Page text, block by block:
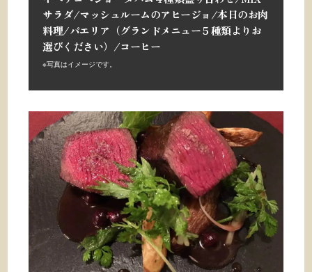
サラダ/マッシュルームのアヒージョ/本日のお肉
料理/パエリア（グランドメニュー５種類よりお
選びください）/コーヒー
※写真はイメージです。